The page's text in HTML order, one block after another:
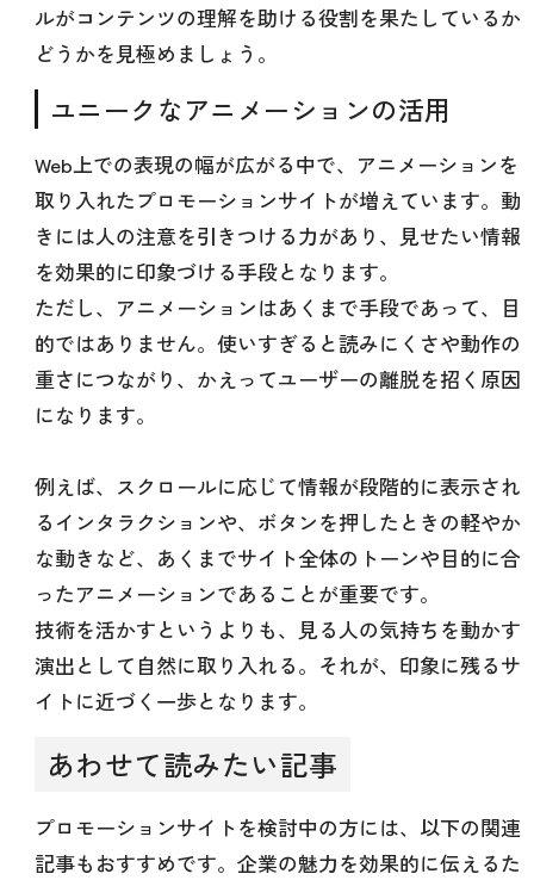
ルがコンテンツの理解を助ける役割を果たしているか
どうかを見極めましょう。
ユニークなアニメーションの活用
Web上での表現の幅が広がる中で、アニメーションを
取り入れたプロモーションサイトが増えています。動
きには人の注意を引きつける力があり、見せたい情報
を効果的に印象づける手段となります。
ただし、アニメーションはあくまで手段であって、目
的ではありません。使いすぎると読みにくさや動作の
重さにつながり、かえってユーザーの離脱を招く原因
になります。
例えば、スクロールに応じて情報が段階的に表示され
るインタラクションや、ボタンを押したときの軽やか
な動きなど、あくまでサイト全体のトーンや目的に合
ったアニメーションであることが重要です。
技術を活かすというよりも、見る人の気持ちを動かす
演出として自然に取り入れる。それが、印象に残るサ
イトに近づく一歩となります。
あわせて読みたい記事
プロモーションサイトを検討中の方には、以下の関連
記事もおすすめです。企業の魅力を効果的に伝えるた